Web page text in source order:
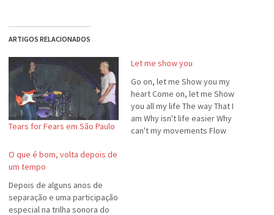
ARTIGOS RELACIONADOS
Tears for Fears em São Paulo
Let me show you
Go on, let me Show you my
heart Come on, let me Show
you all my life The way That I
am Why isn't life easier Why
can't my movements Flow
O que é bom, volta depois de
um tempo
Depois de alguns anos de
separação e uma participação
especial na trilha sonora do